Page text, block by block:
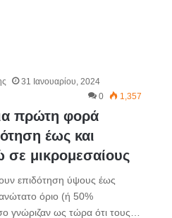
31 Ιανουαρίου, 2024
0
1,357
πρώτη φορά
έως και
σε μικρομεσαίους
επιδότηση ύψους έως
όριο (ή 50%
γνώριζαν ως τώρα ότι τους…